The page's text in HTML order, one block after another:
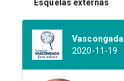
Esquelas externas
Vascongada
2020-11-19